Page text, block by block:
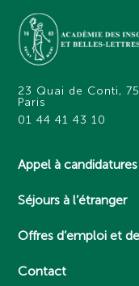
23 Quai de Conti,
Paris
01 44 41 43 10
Appel à candidatures
Séjours à l’étranger
Offres d’emploi et
Contact